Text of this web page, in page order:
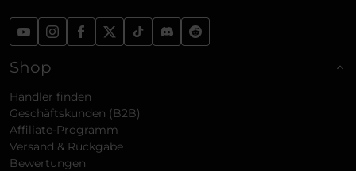
Shop
Händler finden
Geschäftskunden (B2B)
Affiliate-Programm
Versand & Rückgabe
Bewertungen